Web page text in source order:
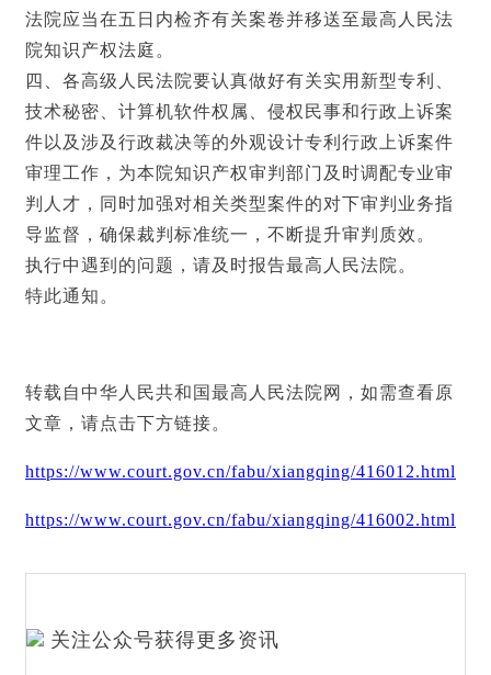
法院应当在五日内检齐有关案卷并移送至最高人民法
院知识产权法庭。
四、各高级人民法院要认真做好有关实用新型专利、
技术秘密、计算机软件权属、侵权民事和行政上诉案
件以及涉及行政裁决等的外观设计专利行政上诉案件
审理工作，为本院知识产权审判部门及时调配专业审
判人才，同时加强对相关类型案件的对下审判业务指
导监督，确保裁判标准统一，不断提升审判质效。
执行中遇到的问题，请及时报告最高人民法院。
特此通知。
转载自中华人民共和国最高人民法院网，如需查看原
文章，请点击下方链接。
https://www.court.gov.cn/fabu/xiangqing/416012.html
https://www.court.gov.cn/fabu/xiangqing/416002.html
关注公众号获得更多资讯